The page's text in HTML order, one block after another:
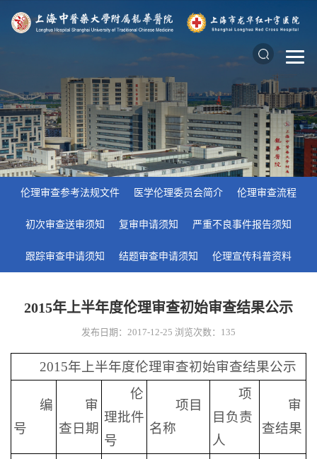
伦理审查参考法规文件 医学伦理委员会简介 伦理审查流程
初次审查送审须知 复审申请须知 严重不良事件报告须知
跟踪审查申请须知 结题审查申请须知 伦理宣传科普资料
2015年上半年度伦理审查初始审查结果公示
发布日期：2017-12-25 浏览次数： 135
2015年上半年度伦理审查初始审查结果公示
编
号
审
查日期
伦
理批件
号
项目
名称
项
目负责
人
审
查结果